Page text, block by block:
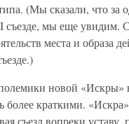
(Мы сказали, что за
съезде, мы еще увидим.
места и образа
новой «Искры»
более краткими.
съезд вопреки